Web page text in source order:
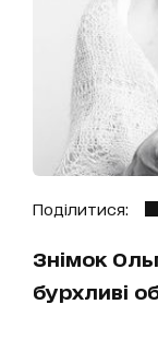
Поділитися:
Знімок
бурхливі